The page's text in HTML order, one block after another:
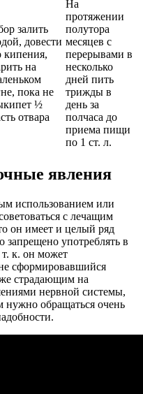
залить
довести
кипения,
на
пока не
½
отвара
На
протяжении
полутора
месяцев с
перерывами в
несколько
дней пить
трижды в
день за
полчаса до
приема пищи
по 1 ст. л.
явления
использованием или
с лечащим
он имеет и целый ряд
употреблять в
к. он может
сформировавшийся
страдающим на
нервной системы,
нужно обращаться очень